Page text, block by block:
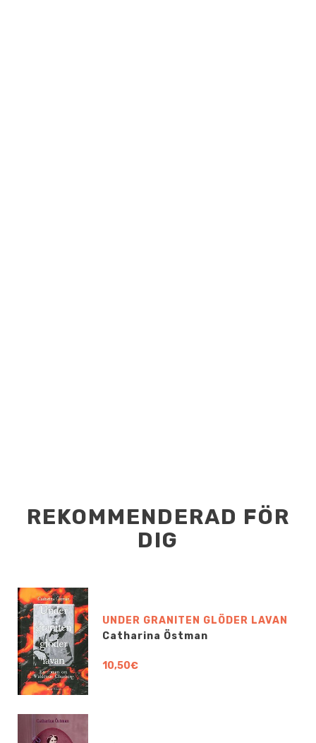
REKOMMENDERAD FÖR
DIG
UNDER GRANITEN GLÖDER LAVAN
Catharina Östman
10,50€